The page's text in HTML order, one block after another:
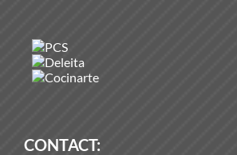
CONTACT: